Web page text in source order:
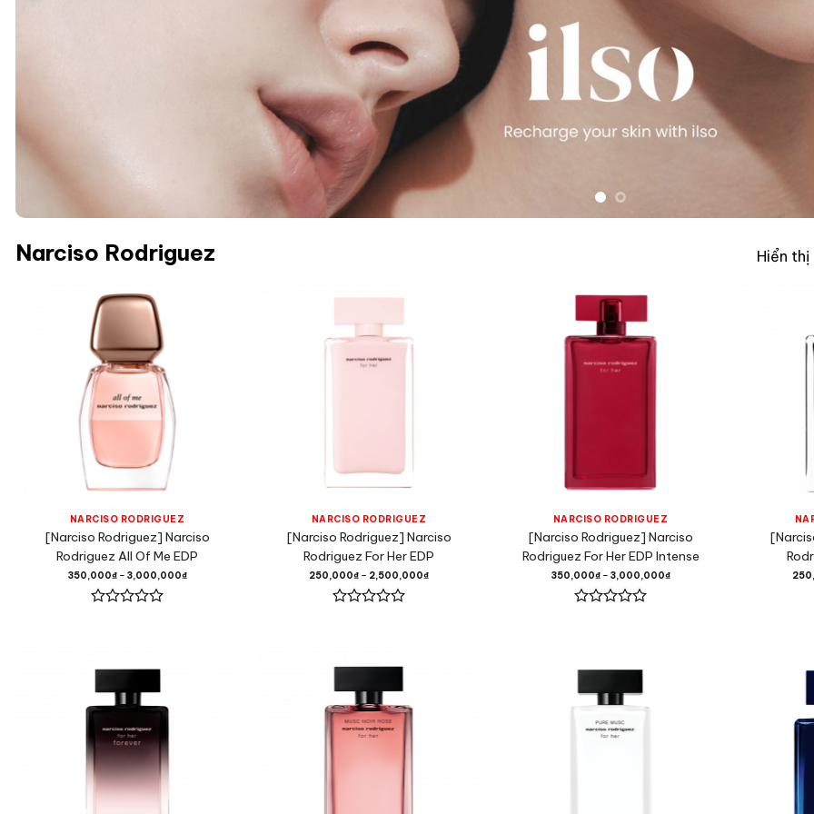
Narciso Rodriguez Hiển
NARCISO RODRIGUEZ
[Narciso Rodriguez] Narciso
Rodriguez All Of Me EDP
350,000₫– 3,000,000₫
sao
NARCISO RODRIGUEZ
[Narciso Rodriguez] Narciso
Rodriguez For Her EDP
250,000₫ – 2,500,000₫
sao
NARCISO RODRIGUEZ
[Narciso Rodriguez] Narciso
Rodriguez For Her EDP Intense
350,000₫– 3,000,000₫
5
sao